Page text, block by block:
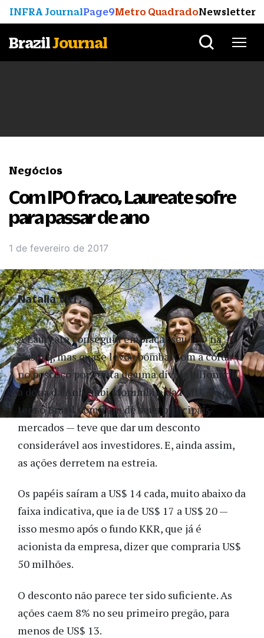
INFRA JournalPage9Metro QuadradoNewsletter
BrazilJournal
Negócios
Com IPO fraco, Laureate sofre
para passar de ano
1 de fevereiro de 2017
A Laureate conseguiu emplacar seu IPO na
Nasdaq, mas quase levou bomba. Com a corda
no pescoço por conta de uma dívida bilionária,
a dona da Anhembi Morumbi e da FMU — e que
tem o Brasil como um de seus principais
mercados — teve que dar um desconto
considerável aos investidores. E, ainda assim,
as ações derretem na estreia.
Os papéis saíram a US$ 14 cada, muito abaixo da
faixa indicativa, que ia de US$ 17 a US$ 20 —
isso mesmo após o fundo KKR, que já é
acionista da empresa, dizer que compraria US$
50 milhões.
O desconto não parece ter sido suficiente. As
ações caem 8% no seu primeiro pregão, para
menos de US$ 13.
Natalia Viri